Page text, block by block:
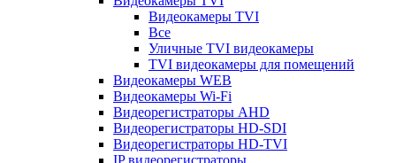
Видеокамеры TVI
Все
Уличные TVI видеокамеры
TVI видеокамеры для помещений
Видеокамеры WEB
Видеокамеры Wi-Fi
Видеорегистраторы AHD
Видеорегистраторы HD-SDI
Видеорегистраторы HD-TVI
IP видеорегистраторы